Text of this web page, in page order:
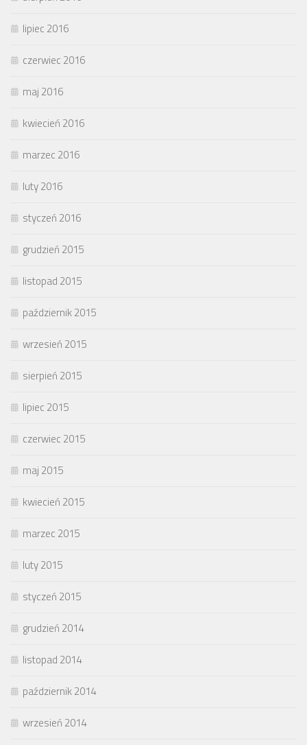
lipiec 2016
czerwiec 2016
maj 2016
kwiecień 2016
marzec 2016
luty 2016
styczeń 2016
grudzień 2015
listopad 2015
październik 2015
wrzesień 2015
sierpień 2015
lipiec 2015
czerwiec 2015
maj 2015
kwiecień 2015
marzec 2015
luty 2015
styczeń 2015
grudzień 2014
listopad 2014
październik 2014
wrzesień 2014